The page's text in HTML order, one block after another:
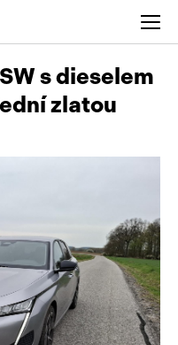
Nákladní
Obytná
Motorky
Novinky
Rady a tipy
s dieselem
zlatou